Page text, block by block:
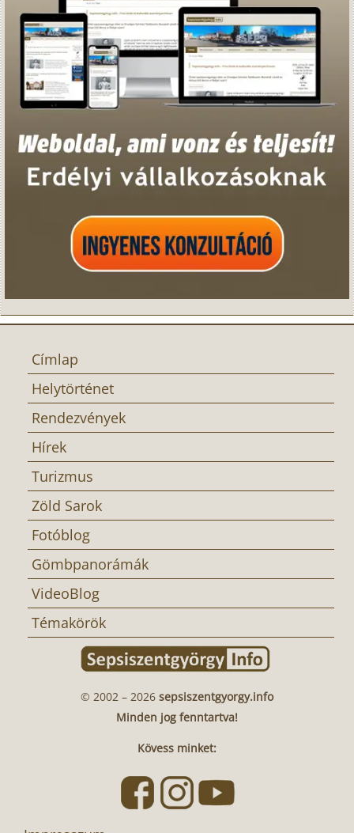
Címlap
Helytörténet
Rendezvények
Hírek
Turizmus
Zöld Sarok
Fotóblog
Gömbpanorámák
VideoBlog
Témakörök
© 2002 – 2026 sepsiszentgyorgy.info
Minden jog fenntartva!
Kövess minket: